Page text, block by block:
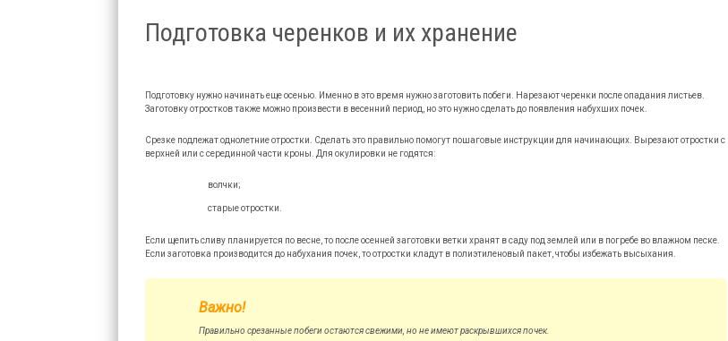
Подготовка черенков и их хранение
Подготовку нужно начинать еще осенью. Именно в это время нужно заготовить побеги. Нарезают черенки после опадания листьев.
Заготовку отростков также можно произвести в весенний период, но это нужно сделать до появления набухших почек.
Срезке подлежат однолетние отростки. Сделать это правильно помогут пошаговые инструкции для начинающих. Вырезают отростки с
верхней или с серединной части кроны. Для окулировки не годятся:
волчки;
старые отростки.
Если щепить сливу планируется по весне, то после осенней заготовки ветки хранят в саду под землей или в погребе во влажном песке.
Если заготовка производится до набухания почек, то отростки кладут в полиэтиленовый пакет, чтобы избежать высыхания.
Важно!
Правильно срезанные побеги остаются свежими, но не имеют раскрывшихся почек.